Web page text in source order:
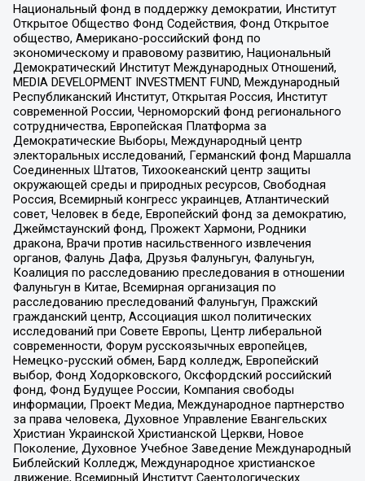
Национальный фонд в поддержку демократии, Институт
Открытое Общество Фонд Содействия, Фонд Открытое
общество, Американо-российский фонд по
экономическому и правовому развитию, Национальный
Демократический Институт Международных Отношений,
MEDIA DEVELOPMENT INVESTMENT FUND, Международный
Республиканский Институт, Открытая Россия, Институт
современной России, Черноморский фонд регионального
сотрудничества, Европейская Платформа за
Демократические Выборы, Международный центр
электоральных исследований, Германский фонд Маршалла
Соединенных Штатов, Тихоокеанский центр защиты
окружающей среды и природных ресурсов, Свободная
Россия, Всемирный конгресс украинцев, Атлантический
совет, Человек в беде, Европейский фонд за демократию,
Джеймстаунский фонд, Прожект Хармони, Родники
дракона, Врачи против насильственного извлечения
органов, Фалунь Дафа, Друзья Фалуньгун, Фалуньгун,
Коалиция по расследованию преследования в отношении
Фалуньгун в Китае, Всемирная организация по
расследованию преследований Фалуньгун, Пражский
гражданский центр, Ассоциация школ политических
исследований при Совете Европы, Центр либеральной
современности, Форум русскоязычных европейцев,
Немецко-русский обмен, Бард колледж, Европейский
выбор, Фонд Ходорковского, Оксфордский российский
фонд, Фонд Будущее России, Компания свободы
информации, Проект Медиа, Международное партнерство
за права человека, Духовное Управление Евангельских
Христиан Украинской Христианской Церкви, Новое
Поколение, Духовное Учебное Заведение Международный
Библейский Колледж, Международное христианское
движение, Всемирный Институт Саентологических